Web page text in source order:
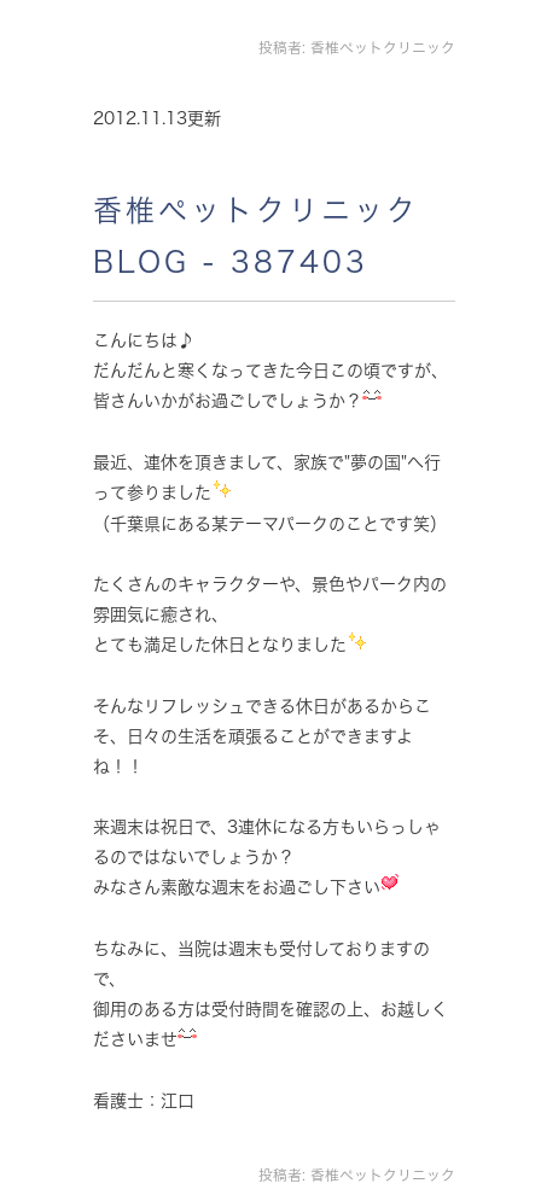
投稿者: 香椎ペットクリニック
2012.11.13更新
香椎ペットクリニック
BLOG - 387403
こんにちは♪
だんだんと寒くなってきた今日この頃ですが、
皆さんいかがお過ごしでしょうか？
最近、連休を頂きまして、家族で"夢の国"へ行
って参りました
（千葉県にある某テーマパークのことです笑）
たくさんのキャラクターや、景色やパーク内の
雰囲気に癒され、
とても満足した休日となりました
そんなリフレッシュできる休日があるからこ
そ、日々の生活を頑張ることができますよ
ね！！
来週末は祝日で、3連休になる方もいらっしゃ
るのではないでしょうか？
みなさん素敵な週末をお過ごし下さい
ちなみに、当院は週末も受付しておりますの
で、
御用のある方は受付時間を確認の上、お越しく
ださいませ
看護士：江口
投稿者: 香椎ペットクリニック